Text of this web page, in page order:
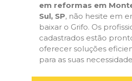
em reformas em
Sul, SP, não hesite em
baixar o Grifo. Os
cadastrados estão
oferecer soluções
para as suas